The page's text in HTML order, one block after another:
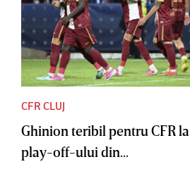
CFR CLUJ
Ghinion teribil pentru CFR
play-off-ului din...